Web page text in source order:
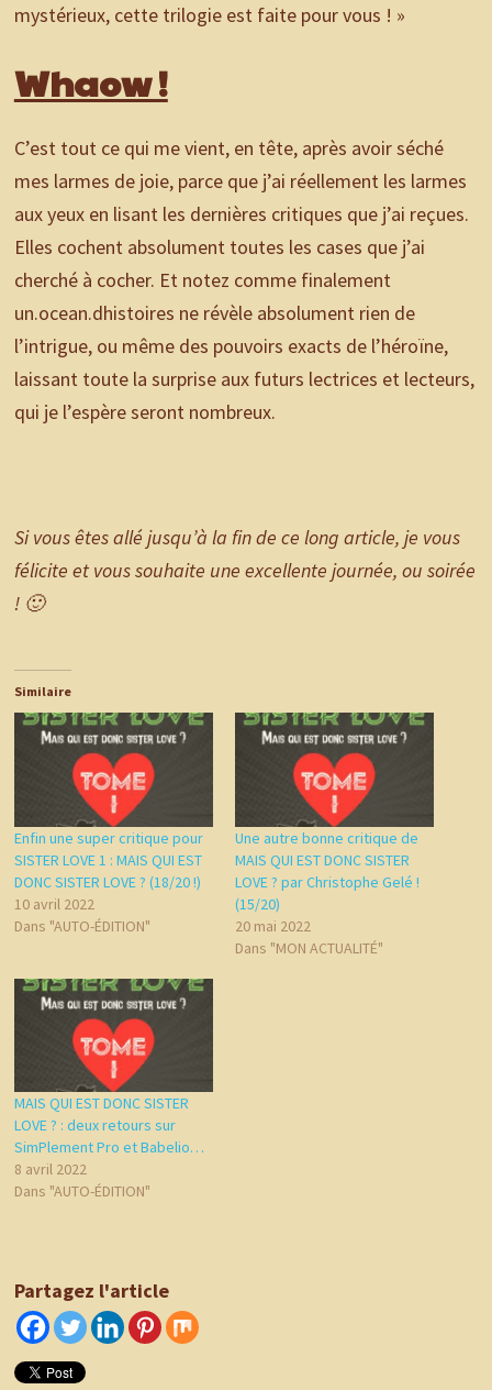
mystérieux, cette trilogie est faite pour vous ! »
Whaow !
C’est tout ce qui me vient, en tête, après avoir séché
mes larmes de joie, parce que j’ai réellement les larmes
aux yeux en lisant les dernières critiques que j’ai reçues.
Elles cochent absolument toutes les cases que j’ai
cherché à cocher. Et notez comme finalement
un.ocean.dhistoires ne révèle absolument rien de
l’intrigue, ou même des pouvoirs exacts de l’héroïne,
laissant toute la surprise aux futurs lectrices et lecteurs,
qui je l’espère seront nombreux.
Si vous êtes allé jusqu’à la fin de ce long article, je vous
félicite et vous souhaite une excellente journée, ou soirée
! 🙂
Similaire
Enfin une super critique pour
SISTER LOVE 1 : MAIS QUI EST
DONC SISTER LOVE ? (18/20 !)
10 avril 2022
Dans "AUTO-ÉDITION"
Une autre bonne critique de
MAIS QUI EST DONC SISTER
LOVE ? par Christophe Gelé !
(15/20)
20 mai 2022
Dans "MON ACTUALITÉ"
MAIS QUI EST DONC SISTER
LOVE ? : deux retours sur
SimPlement Pro et Babelio…
8 avril 2022
Dans "AUTO-ÉDITION"
Partagez l'article